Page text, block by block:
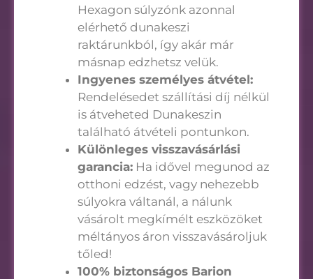
Hexagon súlyzónk azonnal
elérhető dunakeszi
raktárunkból, így akár már
másnap edzhetsz velük.
Ingyenes személyes átvétel:
Rendelésedet szállítási díj nélkül
is átveheted Dunakeszin
található átvételi pontunkon.
Különleges visszavásárlási
garancia: Ha idővel megunod az
otthoni edzést, vagy nehezebb
súlyokra váltanál, a nálunk
vásárolt megkímélt eszközöket
méltányos áron visszavásároljuk
tőled!
100% biztonságos Barion